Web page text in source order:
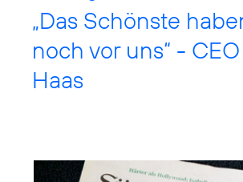
„Das Schönste
noch vor uns“ -
Haas